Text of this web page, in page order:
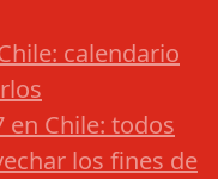
calendario
en Chile: todos
los fines de